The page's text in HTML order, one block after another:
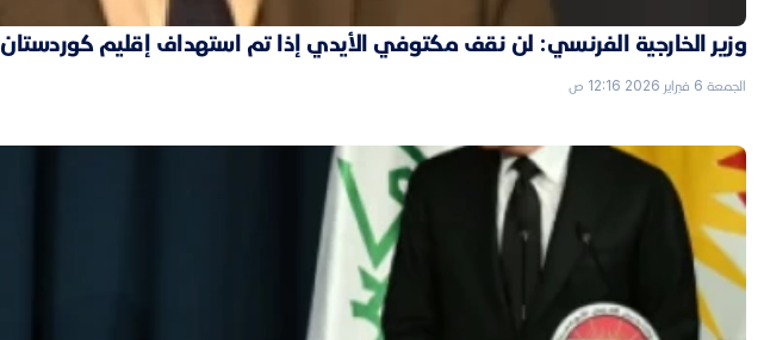
وزير الخارجية الفرنسي: لن نقف مكتوفي الأيدي إذا تم استهداف إقليم كوردستان
الجمعة 6 فبراير 2026 12:16 ص